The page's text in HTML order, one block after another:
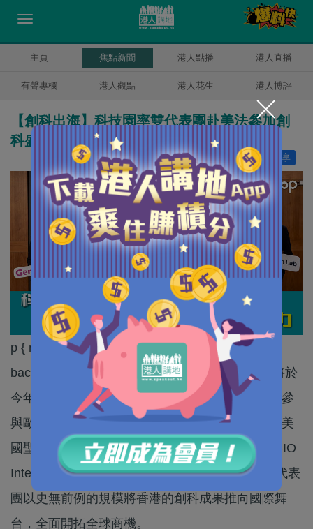
主頁 焦點新聞 港人點播 港人直播
有聲專欄 港人觀點 港人花生 港人博評
【創科出海】科技園率雙代表團赴美法參加創
科盛會 展示本港AI及生物科技實力
分享
讚好 6
p { margin-bottom: 0.25cm; line-height: 115%;
background: transparent香港科技園公司宣布，將於
今年6月率領兩大創科代表團，分別前往法國巴黎參
與歐洲頂尖初創及科技展覽VivaTech 2026，以及美
國聖地牙哥的全球最大規模的生命健康科技盛事BIO
International Convention （BIO）2026。是次雙代表
團以史無前例的規模將香港的創科成果推向國際舞
台，全面開拓全球商機。